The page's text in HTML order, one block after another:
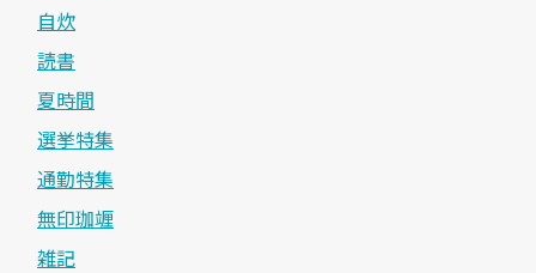
自炊
読書
夏時間
選挙特集
通勤特集
無印珈竰
雑記